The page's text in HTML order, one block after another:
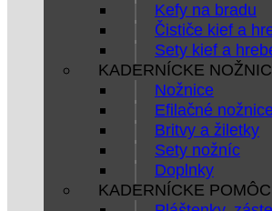
Kefy na bradu
Čističe kief a
Sety kief a
KADERNÍCKE
Nožnice
Efilačné
Britvy a žiletky
Sety nožníc
Doplnky
KADERNÍCKE